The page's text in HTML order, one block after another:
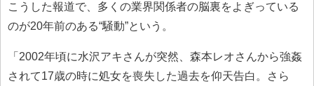
こうした報道で、多くの業界関係者の脳裏をよぎっている
のが20年前のある“騒動”という。
「2002年頃に水沢アキさんが突然、森本レオさんから強姦
されて17歳の時に処女を喪失した過去を仰天告白。さら